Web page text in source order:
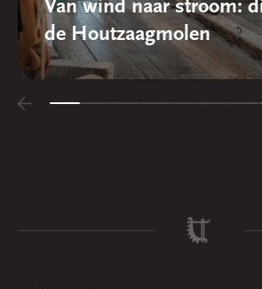
Van wind naar stroom:
de Houtzaagmolen